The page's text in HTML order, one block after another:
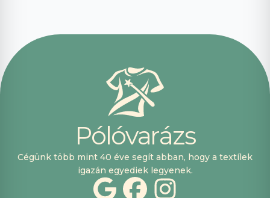
fogok innen
Pólóvarázs
Cégünk több mint 40 éve segít abban, hogy a textílek
igazán egyediek legyenek.